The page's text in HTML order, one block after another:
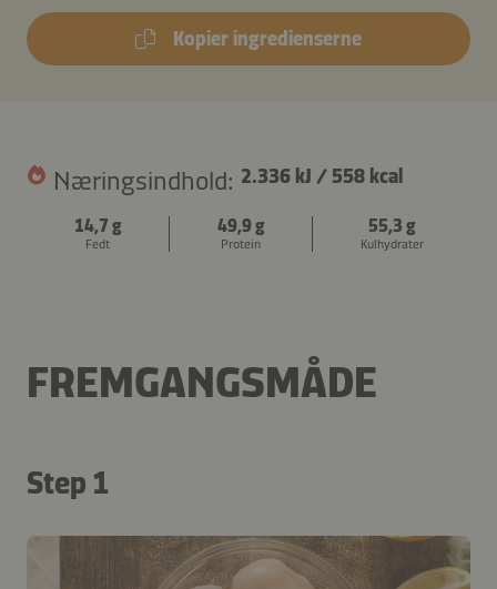
Kopier ingredienserne
Næringsindhold: 2.336 kJ / 558 kcal
14,7 g
Fedt
49,9 g
Protein
55,3 g
Kulhydrater
FREMGANGSMÅDE
Step 1